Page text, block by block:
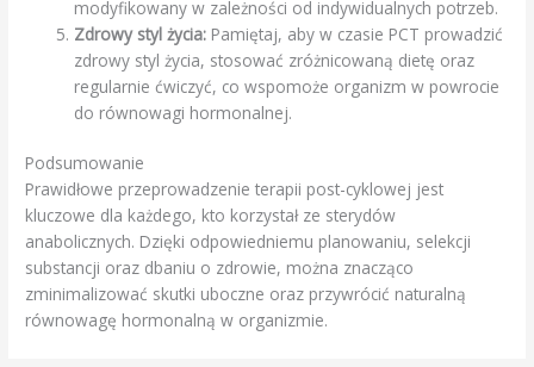
modyfikowany w zależności od indywidualnych potrzeb.
Zdrowy styl życia: Pamiętaj, aby w czasie PCT prowadzić
zdrowy styl życia, stosować zróżnicowaną dietę oraz
regularnie ćwiczyć, co wspomoże organizm w powrocie
do równowagi hormonalnej.
Podsumowanie
Prawidłowe przeprowadzenie terapii post-cyklowej jest
kluczowe dla każdego, kto korzystał ze sterydów
anabolicznych. Dzięki odpowiedniemu planowaniu, selekcji
substancji oraz dbaniu o zdrowie, można znacząco
zminimalizować skutki uboczne oraz przywrócić naturalną
równowagę hormonalną w organizmie.